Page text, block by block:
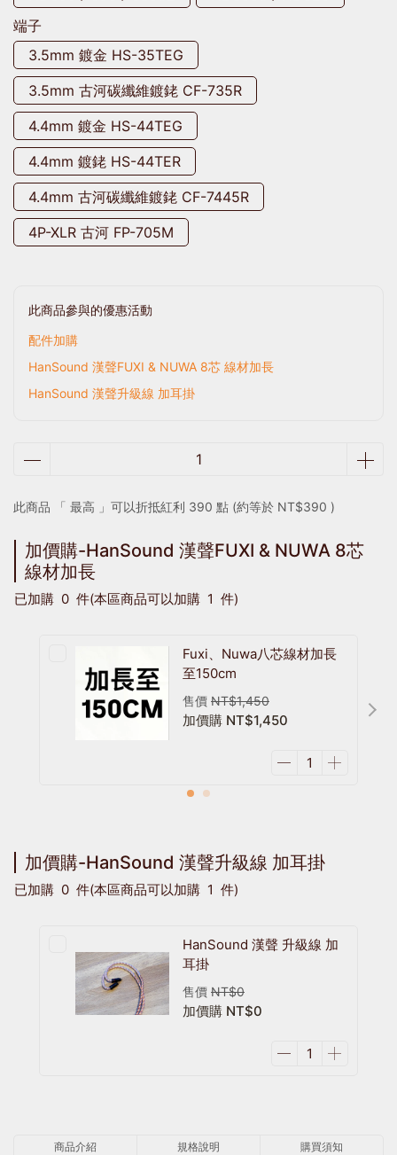
端子
3.5mm 鍍金 HS-35TEG
3.5mm 古河碳纖維鍍銠 CF-735R
4.4mm 鍍金 HS-44TEG
4.4mm 鍍銠 HS-44TER
4.4mm 古河碳纖維鍍銠 CF-7445R
4P-XLR 古河 FP-705M
此商品參與的優惠活動
配件加購
HanSound 漢聲FUXI & NUWA 8芯 線材加長
HanSound 漢聲升級線 加耳掛
此商品 「 最高 」可以折抵紅利 390 點 (約等於 NT$390 )
加價購-HanSound 漢聲FUXI & NUWA 8芯
線材加長
已加購 0 件(本區商品可以加購 1 件)
Fuxi、Nuwa八芯線材加長
至150cm
售價 NT$1,450
加價購 NT$1,450
加價購-HanSound 漢聲升級線 加耳掛
已加購 0 件(本區商品可以加購 1 件)
HanSound 漢聲 升級線 加
耳掛
售價 NT$0
加價購 NT$0
商品介紹 規格說明 購買須知